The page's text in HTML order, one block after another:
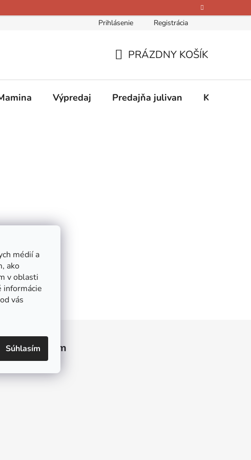
médií a
ako
v oblasti
informácie
vás
Súhlasím
Kontakty O nás Hodnotenie obchodu
Prihlásenie Registrácia
KOŠÍK
PRÁZDNY KOŠÍK
Výpredaj Predajňa julivan Kontakty
Instagram